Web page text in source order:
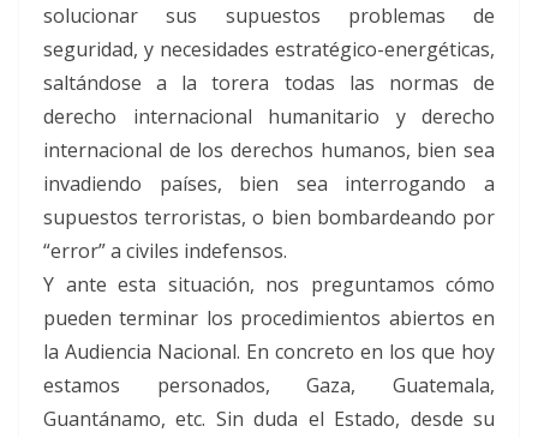
solucionar sus supuestos problemas de
seguridad, y necesidades estratégico-energéticas,
saltándose a la torera todas las normas de
derecho internacional humanitario y derecho
internacional de los derechos humanos, bien sea
invadiendo países, bien sea interrogando a
supuestos terroristas, o bien bombardeando por
“error” a civiles indefensos.
Y ante esta situación, nos preguntamos cómo
pueden terminar los procedimientos abiertos en
la Audiencia Nacional. En concreto en los que hoy
estamos personados, Gaza, Guatemala,
Guantánamo, etc. Sin duda el Estado, desde su